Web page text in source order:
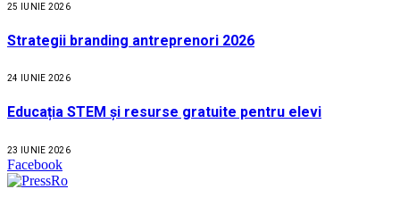
25 IUNIE 2026
Strategii branding antreprenori 2026
24 IUNIE 2026
Educația STEM și resurse gratuite pentru elevi
23 IUNIE 2026
Facebook